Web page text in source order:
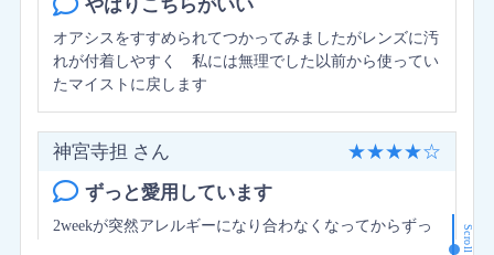
やはりこちらがいい
オアシスをすすめられてつかってみましたがレンズに汚
れが付着しやすく 私には無理でした以前から使ってい
たマイストに戻します
神宮寺担 さん ★★★★☆
ずっと愛用しています
2weekが突然アレルギーになり合わなくなってからずっ
Scroll